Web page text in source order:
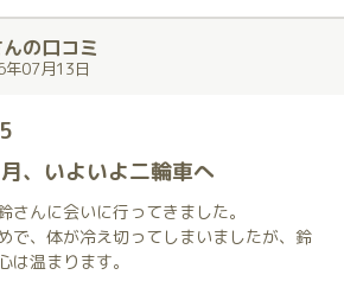
よ
す (ありがとう)
て
き締まった体です
の口コミ
年07月13日
5
、いよいよ二輪車へ
さんに会いに行ってきました。
で、体が冷え切ってしまいましたが、鈴
は温まります。